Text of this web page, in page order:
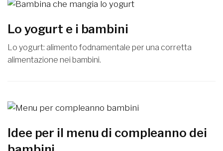
Lo yogurt e i bambini
Lo yogurt: alimento fodnamentale per una corretta
alimentazione nei bambini.
Idee per il menu di compleanno dei